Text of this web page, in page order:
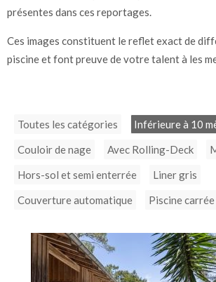
présentes dans ces reportages.
Ces images constituent le reflet exact de
piscine et font preuve de votre talent à les
Toutes les catégories
Inférieure à 10
Couloir de nage
Avec Rolling-Deck
Hors-sol et semi enterrée
Liner gris
Couverture automatique
Piscine carrée